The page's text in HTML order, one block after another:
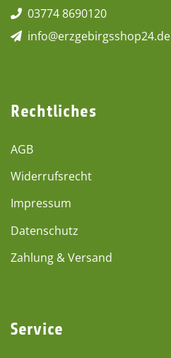
03774 8690120
info@erzgebirgsshop24.de
Rechtliches
AGB
Widerrufsrecht
Impressum
Datenschutz
Zahlung & Versand
Service